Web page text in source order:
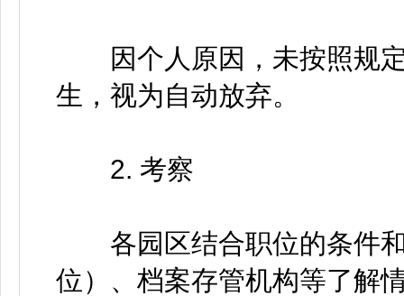
因个人原因，未按照规定
生，视为自动放弃。
2. 考察
各园区结合职位的条件和
位）、档案存管机构等了解